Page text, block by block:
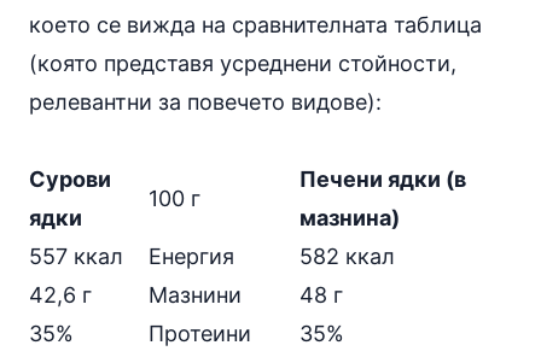
което се вижда на сравнителната таблица
(която представя усреднени стойности,
релевантни за повечето видове):
Сурови
ядки
100 г
Печени ядки (в
мазнина)
557 ккал
Енергия
582 ккал
42,6 г
Мазнини
48 г
35%
Протеини
35%